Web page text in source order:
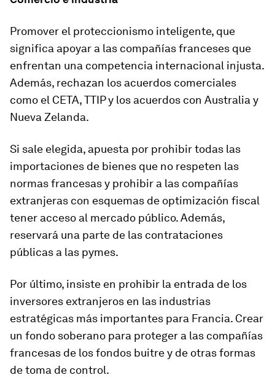
Promover el proteccionismo inteligente, que
significa apoyar a las compañías franceses que
enfrentan una competencia internacional injusta.
Además, rechazan los acuerdos comerciales
como el CETA, TTIP y los acuerdos con Australia y
Nueva Zelanda.
Si sale elegida, apuesta por prohibir todas las
importaciones de bienes que no respeten las
normas francesas y prohibir a las compañías
extranjeras con esquemas de optimización fiscal
tener acceso al mercado público. Además,
reservará una parte de las contrataciones
públicas a las pymes.
Por último, insiste en prohibir la entrada de los
inversores extranjeros en las industrias
estratégicas más importantes para Francia. Crear
un fondo soberano para proteger a las compañías
francesas de los fondos buitre y de otras formas
de toma de control.